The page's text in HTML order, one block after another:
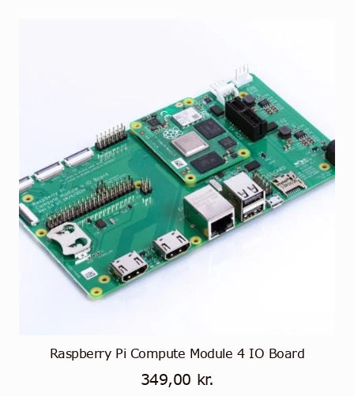
Raspberry Pi Compute Module 4 IO Board
349,00 kr.